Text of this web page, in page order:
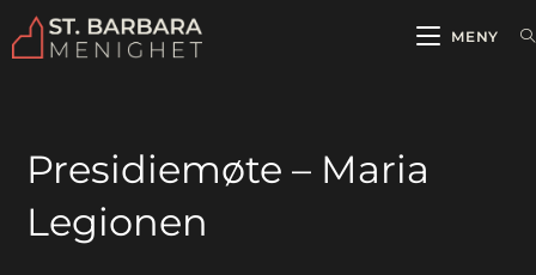
MENY
Presidiemøte – Maria
Legionen